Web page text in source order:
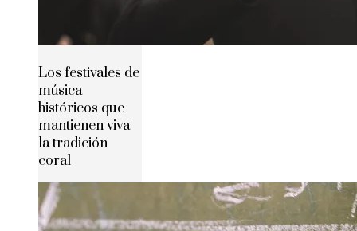
Los festivales de
música
históricos que
mantienen viva
la tradición
coral